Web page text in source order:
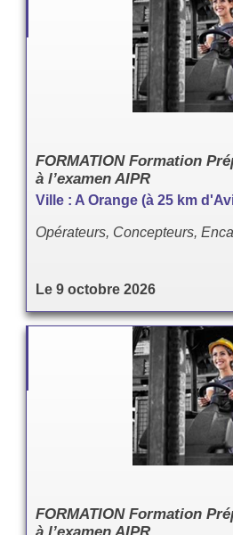
FORMATION Formation
à l’examen AIPR
Ville : A Orange (à 25 km
Opérateurs, Concepteurs,
Le 9 octobre 2026
FORMATION Formation